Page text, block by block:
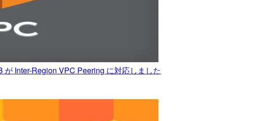
Inter-Region VPC Peering に対応しました